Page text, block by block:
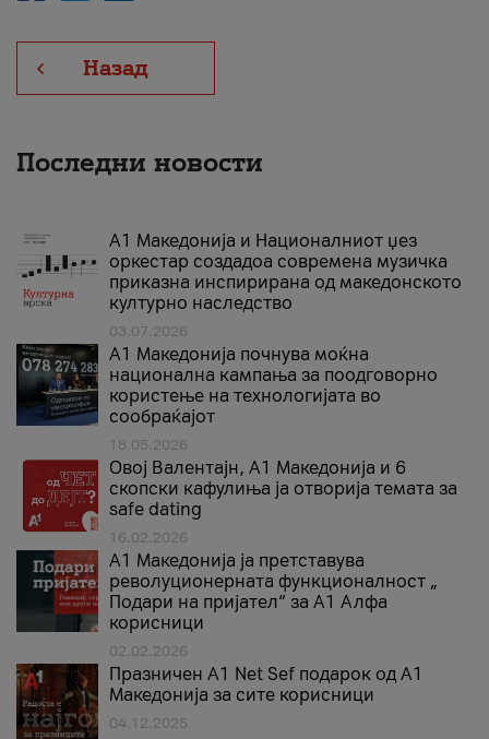
Назад
Последни новости
А1 Македонија и Националниот џез
оркестар создадоа современа музичка
приказна инспирирана од македонското
културно наследство
03.07.2026
A1 Македонија почнува моќна
национална кампања за поодговорно
користење на технологијата во
сообраќајот
18.05.2026
Овој Валентајн, A1 Македонија и 6
скопски кафулиња ја отворија темата за
safe dating
16.02.2026
А1 Македонија ја претставува
револуционерната функционалност „
Подари на пријател“ за А1 Алфа
корисници
02.02.2026
Празничен A1 Net Sеf подарок од А1
Македонија за сите корисници
04.12.2025